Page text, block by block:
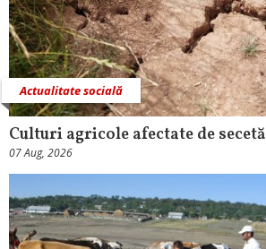
Actualitate socială
Culturi agricole afectate de secetă
07 Aug, 2026